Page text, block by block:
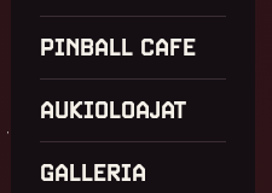
PINBALL CAFE
AUKIOLOAJAT
GALLERIA